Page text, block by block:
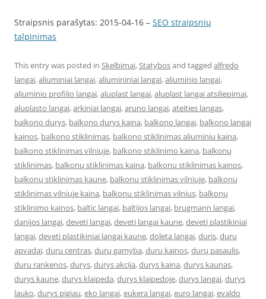
Straipsnis parašytas: 2015-04-16 – SEO straipsnių
talpinimas
This entry was posted in Skelbimai,Statybosand tagged alfredo
langai,aliuminiai langai,aliumininiai langai,aliuminio langai,
aliuminio profilio langai,aluplast langai,aluplast langai atsiliepimai,
aluplasto langai,arkiniai langai,aruno langai,ateities langas,
balkono durys, balkono durys kaina, balkono langai, balkono langai
kainos, balkono stiklinimas, balkono stiklinimas aliuminiu kaina,
balkono stiklinimas vilniuje, balkono stiklinimo kaina, balkonų
stiklinimas, balkonų stiklinimas kaina, balkonu stiklinimas kainos,
balkonų stiklinimas kaune, balkonų stiklinimas vilniuje, balkonų
stiklinimas vilniuje kaina, balkonu stiklinimas vilnius, balkonų
stiklinimo kainos, baltic langai, baltijos langai, brugmann langai,
danijos langai,deveti langai,deveti langai kaune,deveti plastikiniai
langai,deveti plastikiniai langai kaune,doleta langai,duris,duru
apvadai,duru centras,durų gamyba,duru kainos,durų pasaulis,
duru rankenos,durys,durys akcija,durys kaina,durys kaunas,
durys kaune,durys klaipeda,durys klaipedoje,durys langai,durys
lauko,durys pigiau,eko langai,eukera langai,euro langai,evaldo